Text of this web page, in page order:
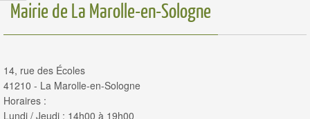
Mairie de La Marolle-en-Sologne
14, rue des Écoles
41210 - La Marolle-en-Sologne
Horaires :
Lundi / Jeudi : 14h00 à 19h00